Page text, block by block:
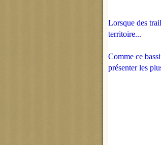
Lorsque des
territoire...
Comme ce
présenter les